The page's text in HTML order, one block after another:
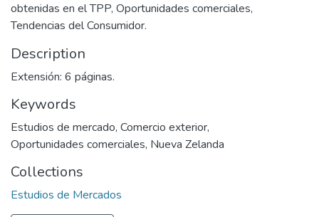
obtenidas en el TPP, Oportunidades comerciales,
Tendencias del Consumidor.
Description
Extensión: 6 páginas.
Keywords
Estudios de mercado, Comercio exterior,
Oportunidades comerciales, Nueva Zelanda
Collections
Estudios de Mercados